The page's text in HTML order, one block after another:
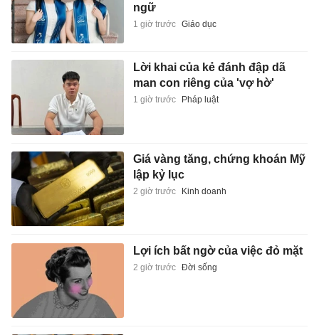
ngữ
1 giờ trước Giáo dục
Lời khai của kẻ đánh đập dã
man con riêng của 'vợ hờ'
1 giờ trước Pháp luật
Giá vàng tăng, chứng khoán Mỹ
lập kỷ lục
2 giờ trước Kinh doanh
Lợi ích bất ngờ của việc đỏ mặt
2 giờ trước Đời sống